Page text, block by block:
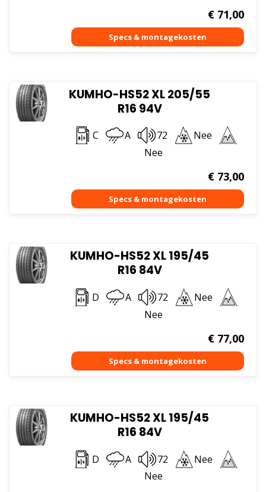
€71,00
KUMHO-HS52 XL 205/55
R16 94V
C A 72
Nee
Nee
€73,00
KUMHO-HS52 XL 195/45
R16 84V
D A 72
Nee
Nee
€77,00
KUMHO-HS52 XL 195/45
R16 84V
D A 72
Nee
Nee